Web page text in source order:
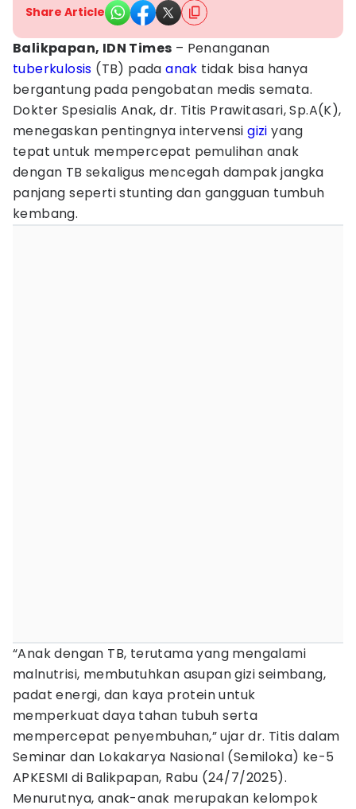
Share Article
Balikpapan, IDN Times – Penanganan
tuberkulosis (TB) padaanak tidak bisa hanya
bergantung pada pengobatan medis semata.
Dokter Spesialis Anak, dr. Titis Prawitasari, Sp.A(K),
menegaskan pentingnya intervensigizi yang
tepat untuk mempercepat pemulihan anak
dengan TB sekaligus mencegah dampak jangka
panjang seperti stunting dan gangguan tumbuh
kembang.
“Anak dengan TB, terutama yang mengalami
malnutrisi, membutuhkan asupan gizi seimbang,
padat energi, dan kaya protein untuk
memperkuat daya tahan tubuh serta
mempercepat penyembuhan,” ujar dr. Titis dalam
Seminar dan Lokakarya Nasional (Semiloka) ke-5
APKESMI di Balikpapan, Rabu (24/7/2025).
Menurutnya, anak-anak merupakan kelompok